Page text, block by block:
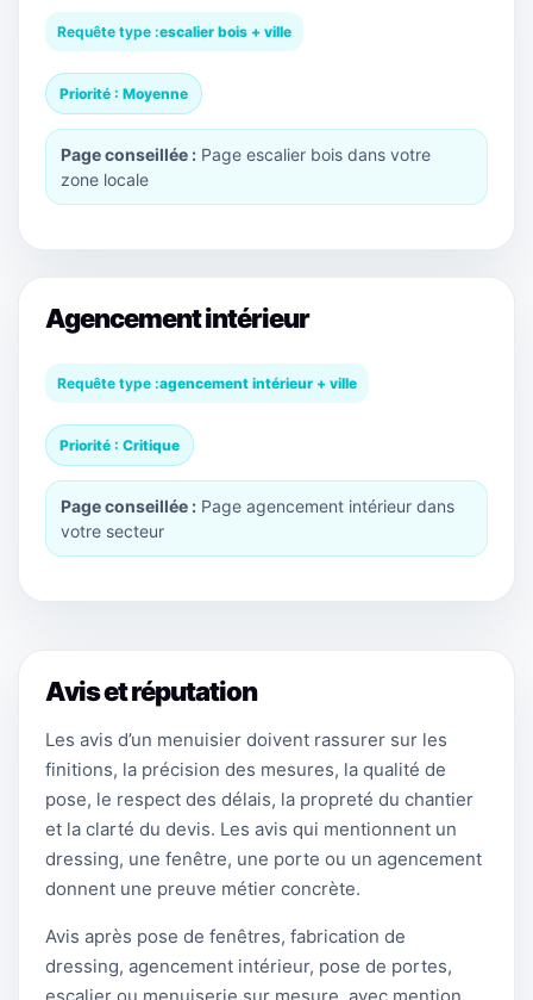
Requête type :escalier bois + ville
Priorité : Moyenne
Page conseillée : Page escalier bois dans votre
zone locale
Agencement intérieur
Requête type :agencement intérieur + ville
Priorité : Critique
Page conseillée : Page agencement intérieur dans
votre secteur
Avis et réputation
Les avis d’un menuisier doivent rassurer sur les
finitions, la précision des mesures, la qualité de
pose, le respect des délais, la propreté du chantier
et la clarté du devis. Les avis qui mentionnent un
dressing, une fenêtre, une porte ou un agencement
donnent une preuve métier concrète.
Avis après pose de fenêtres, fabrication de
dressing, agencement intérieur, pose de portes,